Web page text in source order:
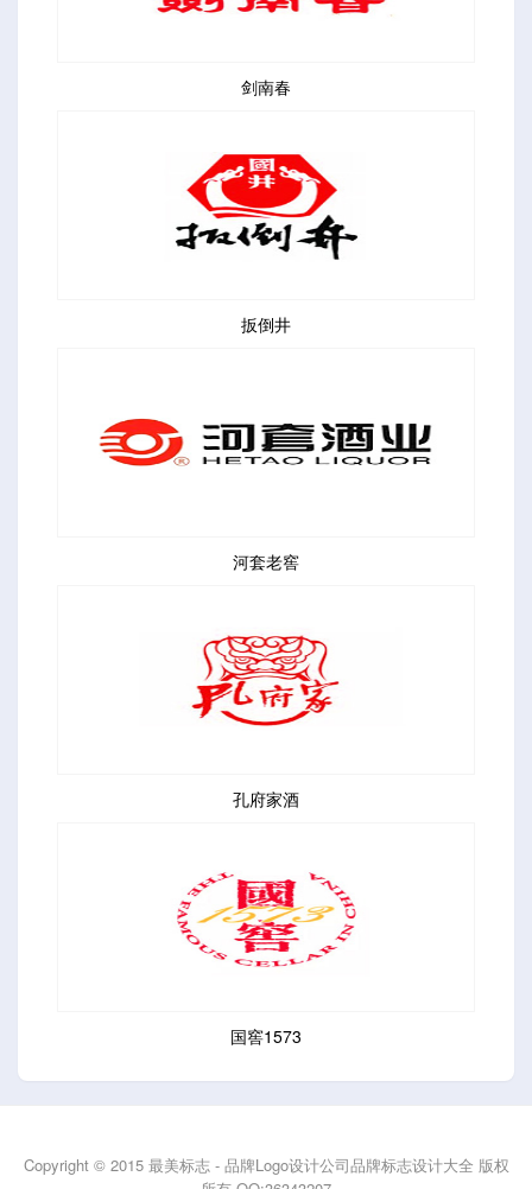
剑南春
扳倒井
河套老窖
孔府家酒
国窖1573
Copyright © 2015 最美标志 - 品牌Logo设计公司品牌标志设计大全 版权